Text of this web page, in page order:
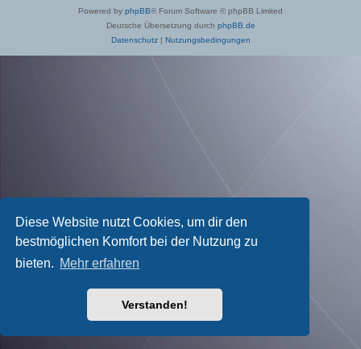
Diese Website nutzt Cookies, um dir den
bestmöglichen Komfort bei der Nutzung zu
bieten. Mehr erfahren
Verstanden!
Powered by phpBB® Forum Software © phpBB Limited
Deutsche Übersetzung durch phpBB.de
Datenschutz| Nutzungsbedingungen